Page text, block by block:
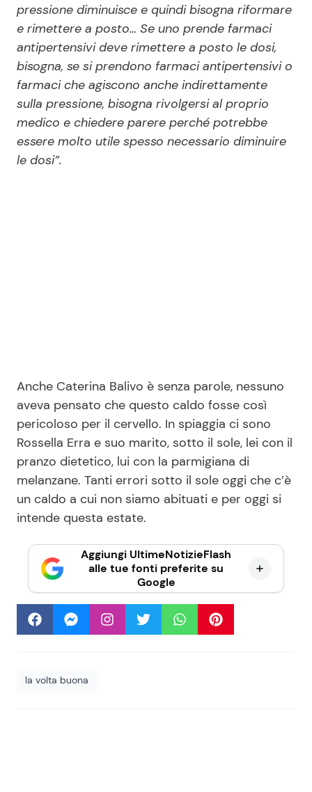
pressione diminuisce e quindi bisogna riformare
e rimettere a posto… Se uno prende farmaci
antipertensivi deve rimettere a posto le dosi,
bisogna, se si prendono farmaci antipertensivi o
farmaci che agiscono anche indirettamente
sulla pressione, bisogna rivolgersi al proprio
medico e chiedere parere perché potrebbe
essere molto utile spesso necessario diminuire
le dosi”.
Anche Caterina Balivo è senza parole, nessuno
aveva pensato che questo caldo fosse così
pericoloso per il cervello. In spiaggia ci sono
Rossella Erra e suo marito, sotto il sole, lei con il
pranzo dietetico, lui con la parmigiana di
melanzane. Tanti errori sotto il sole oggi che c’è
un caldo a cui non siamo abituati e per oggi si
intende questa estate.
Aggiungi UltimeNotizieFlash
alle tue fonti preferite su
Google
la volta buona